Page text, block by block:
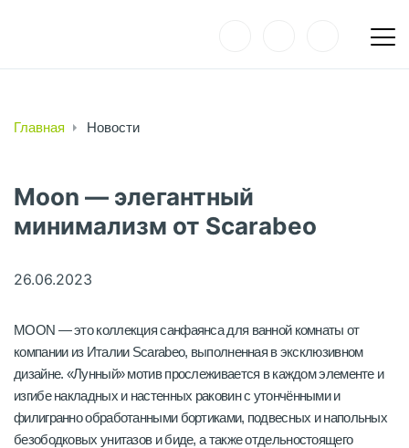
Главная Новости
Moon — элегантный
минимализм от Scarabeo
26.06.2023
MOON — это коллекция санфаянса для ванной комнаты от
компании из Италии Scarabeo, выполненная в эксклюзивном
дизайне. «Лунный» мотив прослеживается в каждом элементе и
изгибе накладных и настенных раковин с утончёнными и
филигранно обработанными бортиками, подвесных и напольных
безободковых унитазов и биде, а также отдельностоящего